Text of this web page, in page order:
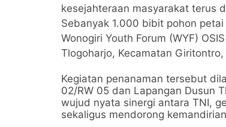
kesejahteraan masyarakat terus
Sebanyak 1.000 bibit pohon
Wonogiri Youth Forum (WYF)
Tlogoharjo, Kecamatan
Kegiatan penanaman tersebut
02/RW 05 dan Lapangan Dusun
wujud nyata sinergi antara TNI,
sekaligus mendorong